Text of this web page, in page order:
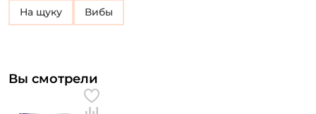
на щуку Вибы
Вы смотрели